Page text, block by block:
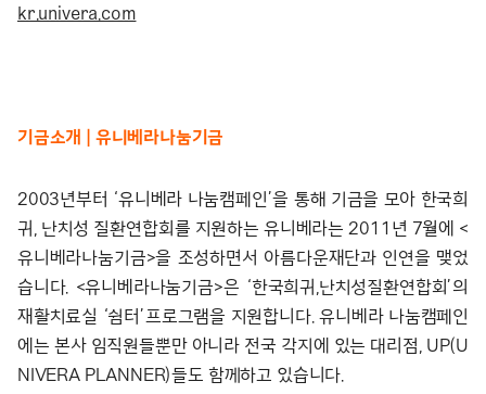
kr.univera.com
기금소개 | 유니베라나눔기금
2003년부터 ‘유니베라 나눔캠페인’을 통해 기금을 모아 한국희
귀, 난치성 질환연합회를 지원하는 유니베라는 2011년 7월에 <
유니베라나눔기금>을 조성하면서 아름다운재단과 인연을 맺었
습니다. <유니베라나눔기금>은 ‘한국희귀,난치성질환연합회’의
재활치료실 ‘쉼터’프로그램을 지원합니다. 유니베라 나눔캠페인
에는 본사 임직원들뿐만 아니라 전국 각지에 있는 대리점, UP(U
NIVERA PLANNER)들도 함께하고 있습니다.